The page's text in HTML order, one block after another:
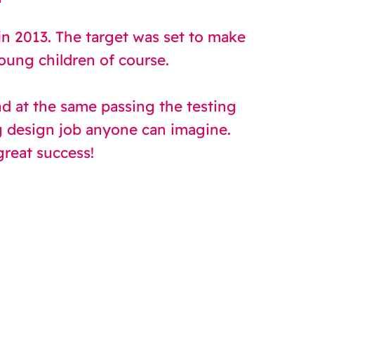
2013. The target was set to make
children of course.
at the same passing the testing
job anyone can imagine.
success!